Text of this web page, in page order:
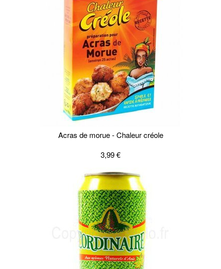
Acras de morue - Chaleur créole
3,99 €